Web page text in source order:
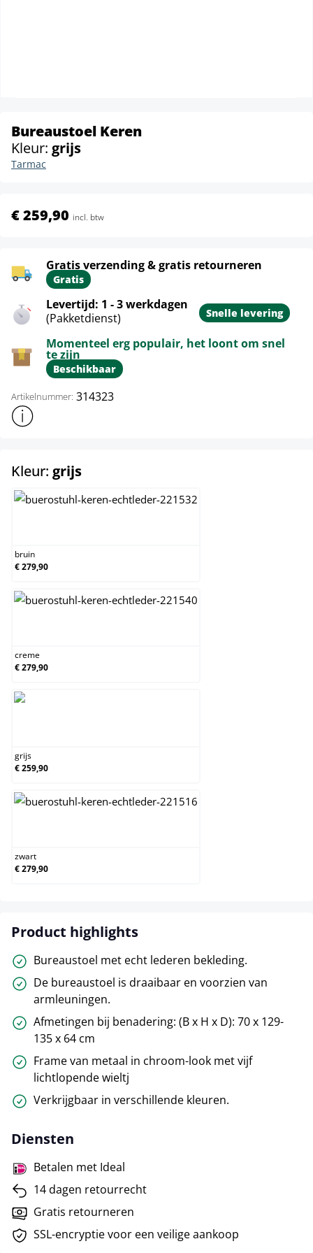
Bureaustoel Keren
Kleur: grijs
Tarmac
€ 259,90 incl. btw
Gratis verzending & gratis retourneren
Gratis
Levertijd: 1 - 3 werkdagen
(Pakketdienst)
Snelle levering
Momenteel erg populair, het loont om snel
te zijn
Beschikbaar
Artikelnummer: 314323
Toon meer productinformatie
Kleur: grijsselect
bruin
€ 279,90
creme
€ 279,90
grijs
€ 259,90
zwart
€ 279,90
Product highlights
Bureaustoel met echt lederen bekleding.
De bureaustoel is draaibaar en voorzien van
armleuningen.
Afmetingen bij benadering: (B x H x D): 70 x 129-
135 x 64 cm
Frame van metaal in chroom-look met vijf
lichtlopende wieltj
Verkrijgbaar in verschillende kleuren.
Diensten
Betalen met Ideal
14 dagen retourrecht
Gratis retourneren
SSL-encryptie voor een veilige aankoop